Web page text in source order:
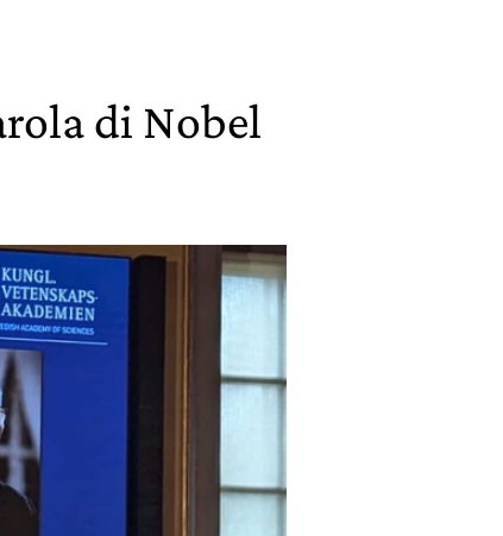
di Nobel